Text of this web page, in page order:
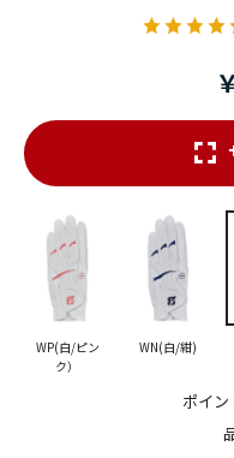
ポイ
WP(白/ピン
ク）
WN(白/紺)